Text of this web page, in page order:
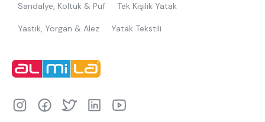
Sandalye, Koltuk & Puf Tek Kişilik Yatak
Yastık, Yorgan & Alez Yatak Tekstili